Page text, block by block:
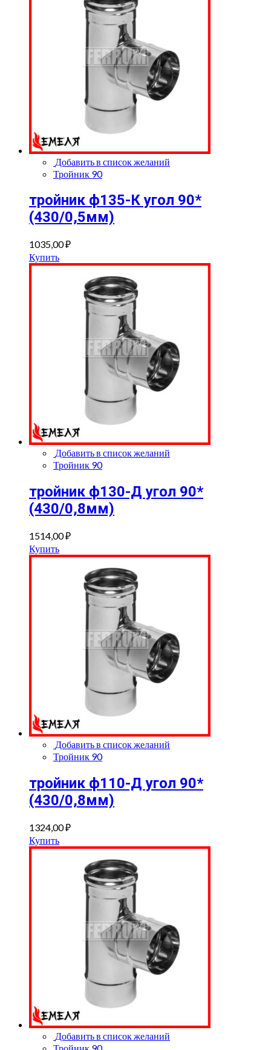
Добавить в список желаний
Тройник 90
тройник ф135-К угол 90*
(430/0,5мм)
1035,00₽
Купить
Добавить в список желаний
Тройник 90
тройник ф130-Д угол 90*
(430/0,8мм)
1514,00₽
Купить
Добавить в список желаний
Тройник 90
тройник ф110-Д угол 90*
(430/0,8мм)
1324,00₽
Купить
Добавить в список желаний